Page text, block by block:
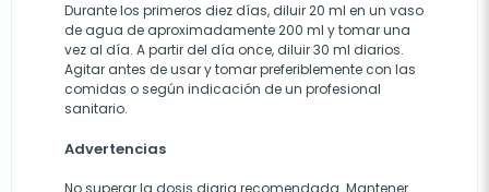
Durante los primeros diez días, diluir 20 ml en un vaso
de agua de aproximadamente 200 ml y tomar una
vez al día. A partir del día once, diluir 30 ml diarios.
Agitar antes de usar y tomar preferiblemente con las
comidas o según indicación de un profesional
sanitario.
Advertencias